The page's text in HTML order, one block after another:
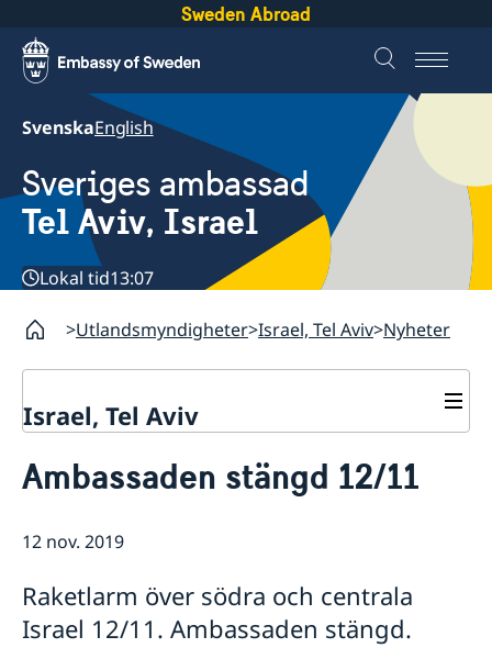
Sweden Abroad
SvenskaEnglish
Sveriges ambassad
Tel Aviv, Israel
Lokal tid13:07
Utlandsmyndigheter Israel, Tel Aviv Nyheter
Israel, Tel Aviv
Om ambassaden
GDPR
Vi är en resurs för svenska företag
Så kan du få stöd
Svenska företag i Israel
Nyheter
Ambassaden stängd 12/11
12 nov. 2019
Raketlarm över södra och centrala
Israel 12/11. Ambassaden stängd.